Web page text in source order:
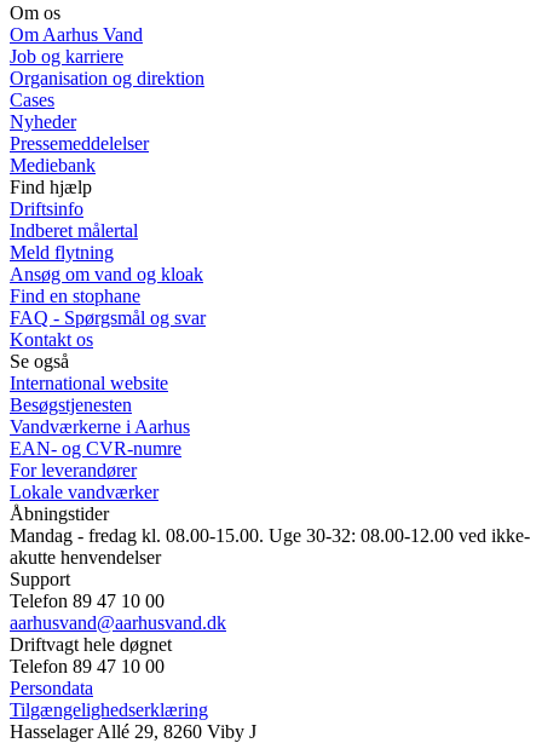
Om os
Om Aarhus Vand
Job og karriere
Organisation og direktion
Cases
Nyheder
Pressemeddelelser
Mediebank
Find hjælp
Driftsinfo
Indberet målertal
Meld flytning
Ansøg om vand og kloak
Find en stophane
FAQ - Spørgsmål og svar
Kontakt os
Se også
International website
Besøgstjenesten
Vandværkerne i Aarhus
EAN- og CVR-numre
For leverandører
Lokale vandværker
Åbningstider
Mandag - fredag kl. 08.00-15.00. Uge 30-32: 08.00-12.00 ved ikke-
akutte henvendelser
Support
Telefon 89 47 10 00
aarhusvand@aarhusvand.dk
Driftvagt hele døgnet
Telefon 89 47 10 00
Persondata
Tilgængelighedserklæring
Hasselager Allé 29, 8260 Viby J